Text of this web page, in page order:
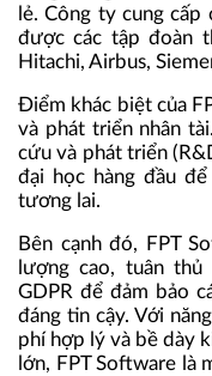
lẻ. Công ty cung cấp
được các tập đoàn
Hitachi, Airbus,
Điểm khác biệt của
và phát triển nhân
cứu và phát triển
đại học hàng đầu
tương lai.
Bên cạnh đó, FPT
lượng cao, tuân
GDPR để đảm bảo
đáng tin cậy. Với
phí hợp lý và bề dày
lớn, FPT Software là